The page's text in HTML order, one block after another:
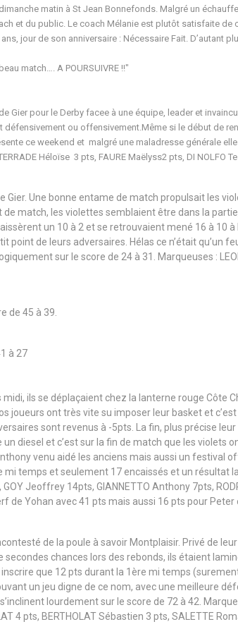
matin à St Jean Bonnefonds. Malgré un
et du public. Le coach Mélanie est plutôt satisfaite
jour de son anniversaire : Nécessaire Fait. D’autant
match…. A POURSUIVRE !!"
Gier pour le Derby facee à une équipe, leader et
défensivement ou offensivement.Même si le début de
ce weekend et malgré une maladresse générale
Héloïse 3 pts, FAURE Maëlyss2 pts, DI NOLFO
Gier. Une bonne entame de match propulsait les
de match, les violettes semblaient être dans la
un 10 à 2 et se retrouvaient mené 16 à
point de leurs adversaires. Hélas ce n’était
sur le score de 24 à 31. Marqueuses :
de 45 à 39.
à 27
ils se déplaçaient chez la lanterne rouge Côte
joueurs ont très vite su imposer leur basket et
sont revenus à -5pts. La fin, plus précise
diesel et c’est sur la fin de match que les violets
venu aidé les anciens mais aussi un
temps et seulement 17 encaissés et un résultat
Jeoffrey 14pts, GIANNETTO Anthony 7pts,
de Yohan avec 41 pts mais aussi 16 pts pour
de la poule à savoir Montplaisir. Privé de
secondes chances lors des rebonds, ils étaient
que 12 pts durant la 1ère mi temps
un jeu digne de ce nom, avec une meilleure
lourdement sur le score de 72 à 42.
4 pts, BERTHOLAT Sébastien 3 pts, SALETTE